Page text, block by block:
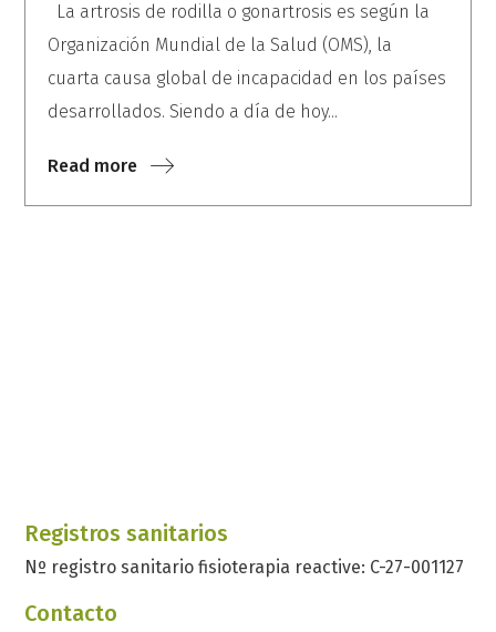
La artrosis de rodilla o gonartrosis es según la
Organización Mundial de la Salud (OMS), la
cuarta causa global de incapacidad en los países
desarrollados. Siendo a día de hoy...
Read more
Registros sanitarios
Nº registro sanitario fisioterapia reactive: C-27-001127
Contacto